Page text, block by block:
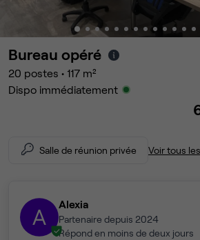
Bureau opéré
20 postes • 117 m²
Dispo immédiatement
Salle de réunion privée Voir tous
A Alexia
Partenaire depuis 2024
Répond en moins de deux jours